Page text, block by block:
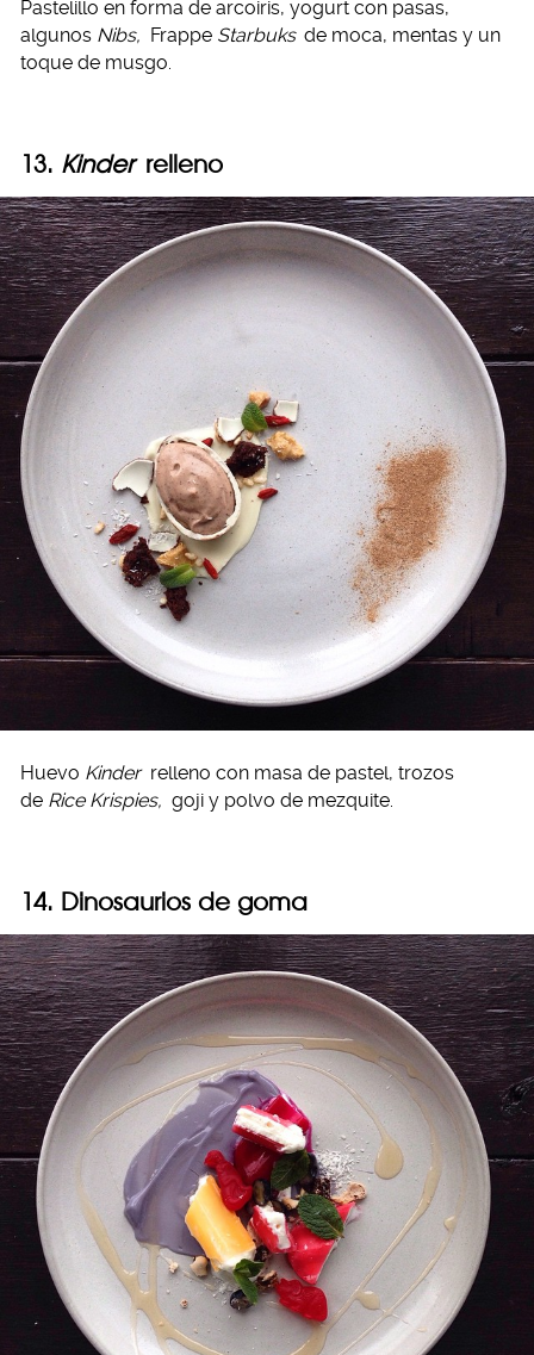
Pastelillo en forma de arcoiris, yogurt con pasas,
algunos Nibs, Frappe Starbuks de moca, mentas y un
toque de musgo.
13. Kinder relleno
Huevo Kinder relleno con masa de pastel, trozos
de Rice Krispies, goji y polvo de mezquite.
14. Dinosaurios de goma